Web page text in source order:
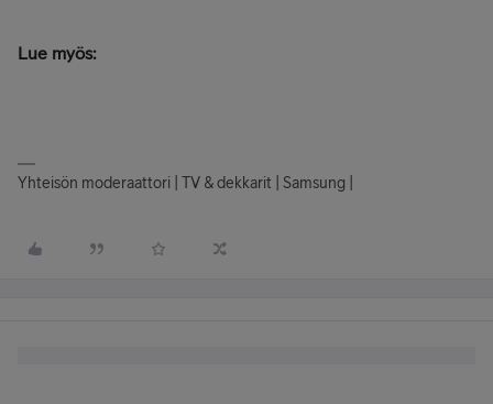
Lue myös:
Yhteisön moderaattori | TV & dekkarit | Samsung |